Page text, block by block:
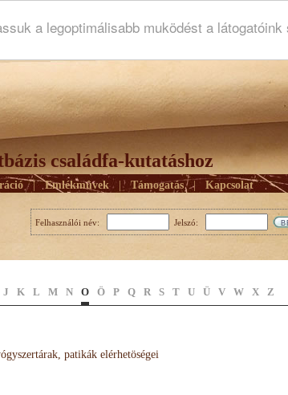
a legoptimálisabb muködést a
családfa-kutatáshoz
| Emlékmûvek | Támogatás | Kapcsolat
Felhasználói név: Jelszó:
J K L M N O Ö P Q R S T U Ü V W X Z
patikák elérhetöségei